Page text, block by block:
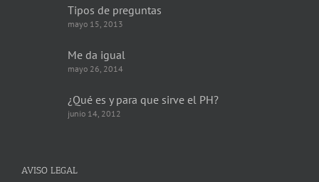
Tipos de preguntas
mayo 15, 2013
Me da igual
mayo 26, 2014
¿Qué es y para que sirve el PH?
junio 14, 2012
AVISO LEGAL